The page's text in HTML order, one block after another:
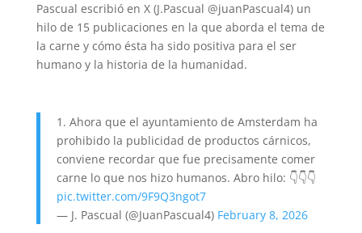
Pascual escribió en X (J.Pascual @juanPascual4) un
hilo de 15 publicaciones en la que aborda el tema de
la carne y cómo ésta ha sido positiva para el ser
humano y la historia de la humanidad.
1. Ahora que el ayuntamiento de Amsterdam ha
prohibido la publicidad de productos cárnicos,
conviene recordar que fue precisamente comer
carne lo que nos hizo humanos. Abro hilo: 👇👇👇
pic.twitter.com/9F9Q3ngot7
— J. Pascual (@JuanPascual4) February 8, 2026